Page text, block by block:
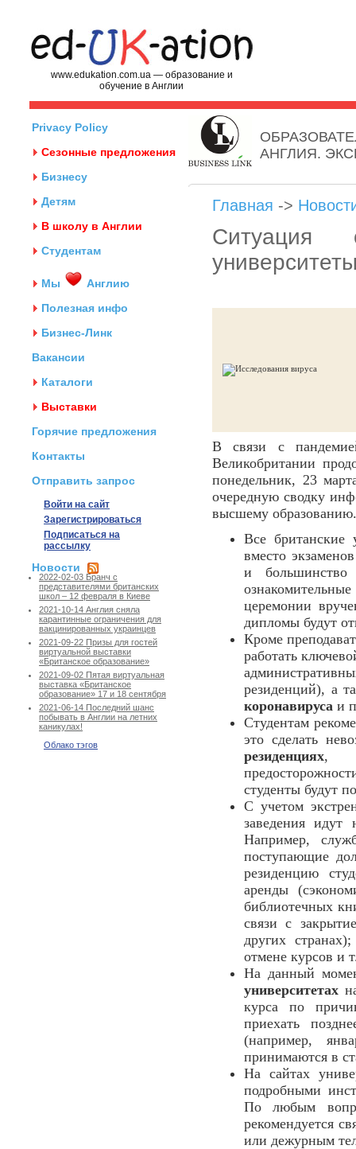
www.edukation.com.ua — образование и
обучение в Англии
Privacy Policy
Сезонные предложения
Бизнесу
Детям
В школу в Англии
Студентам
Мы
Англию
Полезная инфо
Бизнес-Линк
Вакансии
Каталоги
Выставки
Горячие предложения
Контакты
Отправить запрос
Войти на сайт
Зарегистрироваться
Подписаться на
рассылку
Новости
2022-02-03 Бранч с
представителями британских
школ – 12 февраля в Киеве
2021-10-14 Англия сняла
карантинные ограничения для
вакцинированных украинцев
2021-09-22 Призы для гостей
виртуальной выставки
«Британское образование»
2021-09-02 Пятая виртуальная
выставка «Британское
образование» 17 и 18 сентября
2021-06-14 Последний шанс
побывать в Англии на летних
каникулах!
Облако тэгов
АНГЛИЯ.
Главная ->
Ситуация
В связи с
Великобритании
понедельник, 23
очередную сводку
высшему образованию.
Все
вместо
и
церемонии
дипломы будут
Кроме
работать
резиденций), а
коронавируса и
Студентам
это сделать
резиденциях,
студенты будут
С учетом
заведения
Например,
поступающие
резиденцию
аренды
библиотечных
связи с
других
отмене курсов и
На данный
университетах
курса по
приехать
(например,
принимаются в
На сайтах
подробными
По любым
рекомендуется
или дежурным